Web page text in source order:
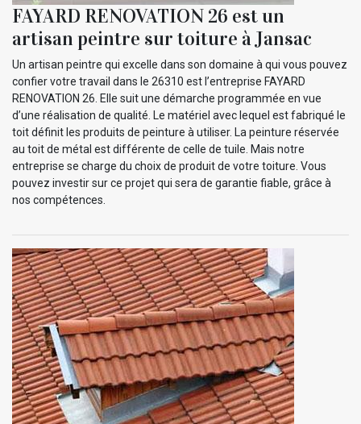
FAYARD RENOVATION 26 est un
artisan peintre sur toiture à Jansac
Un artisan peintre qui excelle dans son domaine à qui vous pouvez
confier votre travail dans le 26310 est l’entreprise FAYARD
RENOVATION 26. Elle suit une démarche programmée en vue
d’une réalisation de qualité. Le matériel avec lequel est fabriqué le
toit définit les produits de peinture à utiliser. La peinture réservée
au toit de métal est différente de celle de tuile. Mais notre
entreprise se charge du choix de produit de votre toiture. Vous
pouvez investir sur ce projet qui sera de garantie fiable, grâce à
nos compétences.